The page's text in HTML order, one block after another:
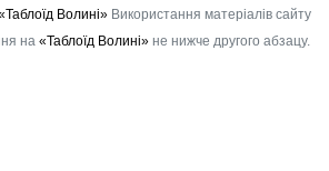
Волині» Використання матеріалів сайту
на «Таблоїд Волині»не нижче другого абзацу.